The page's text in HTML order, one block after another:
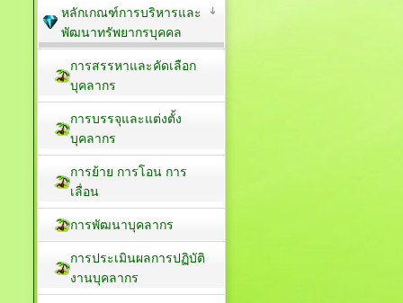
หลักเกณฑ์การบริหารและ
พัฒนาทรัพยากรบุคคล
การสรรหาและคัดเลือก
บุคลากร
การบรรจุและแต่งตั้ง
บุคลากร
การย้าย การโอน การ
เลื่อน
การพัฒนาบุคลากร
การประเมินผลการปฏิบัติ
งานบุคลากร